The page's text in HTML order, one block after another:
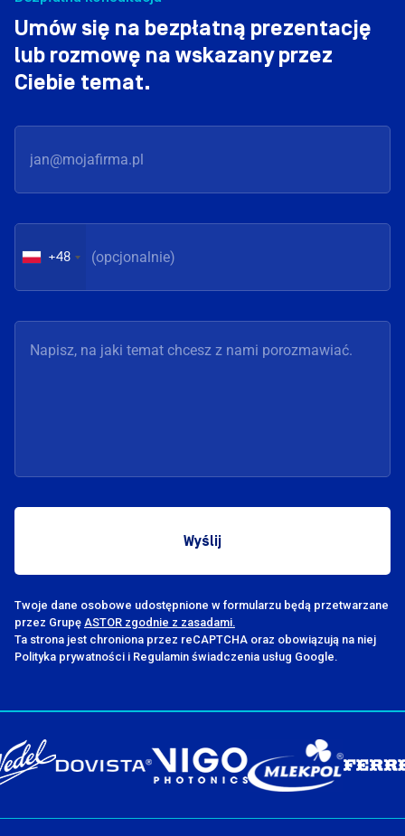
Umów się na bezpłatną prezentację
lub rozmowę na wskazany przez
Ciebie temat.
+48
Twoje dane osobowe udostępnione w formularzu będą przetwarzane
przez Grupę ASTOR zgodnie z zasadami.
Ta strona jest chroniona przez reCAPTCHA oraz obowiązują na niej
Polityka prywatności i Regulamin świadczenia usług Google.